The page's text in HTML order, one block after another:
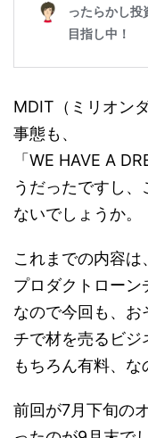
MDIT（ミリオン
事態も、
「WE HAVE A
うだったですし
ないでしょうか。
これまでの内容は、
プロダクトローン
なので今回も、
チで材を売るビジ
もちろん有料、な
前回が7月下旬の